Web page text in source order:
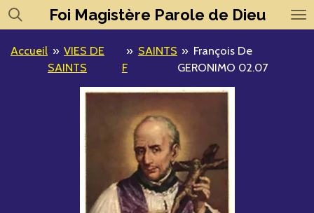
Passer
au
contenu
principal
Foi Magistère Parole de Dieu
Accueil » VIES DE
SAINTS
» SAINTS
F
» François De
GERONIMO 02.07